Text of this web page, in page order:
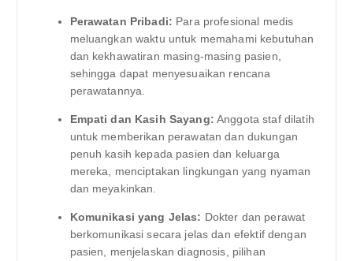
Perawatan Pribadi: Para profesional medis
meluangkan waktu untuk memahami kebutuhan
dan kekhawatiran masing-masing pasien,
sehingga dapat menyesuaikan rencana
perawatannya.
Empati dan Kasih Sayang: Anggota staf dilatih
untuk memberikan perawatan dan dukungan
penuh kasih kepada pasien dan keluarga
mereka, menciptakan lingkungan yang nyaman
dan meyakinkan.
Komunikasi yang Jelas: Dokter dan perawat
berkomunikasi secara jelas dan efektif dengan
pasien, menjelaskan diagnosis, pilihan